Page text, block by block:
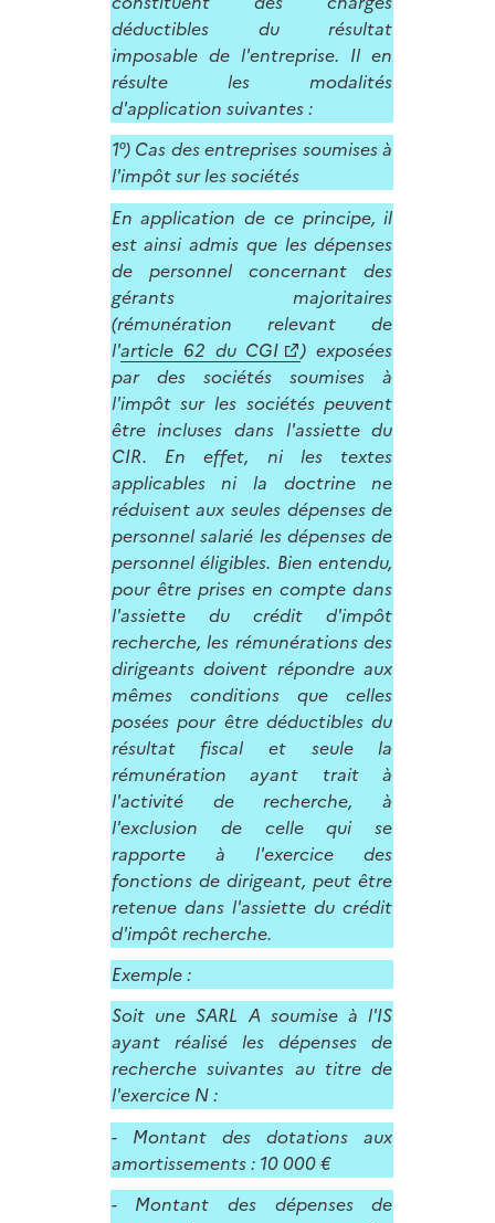
déductibles du résultat
imposable de l'entreprise. Il en
résulte les modalités
d'application suivantes :
1°) Cas des entreprises soumises à
l'impôt sur les sociétés
En application de ce principe, il
est ainsi admis que les dépenses
de personnel concernant des
gérants majoritaires
(rémunération relevant de
l'article 62 du CGI
) exposées
par des sociétés soumises à
l'impôt sur les sociétés peuvent
être incluses dans l'assiette du
CIR. En effet, ni les textes
applicables ni la doctrine ne
réduisent aux seules dépenses de
personnel salarié les dépenses de
personnel éligibles. Bien entendu,
pour être prises en compte dans
l'assiette du crédit d'impôt
recherche, les rémunérations des
dirigeants doivent répondre aux
mêmes conditions que celles
posées pour être déductibles du
résultat fiscal et seule la
rémunération ayant trait à
l'activité de recherche, à
l'exclusion de celle qui se
rapporte à l'exercice des
fonctions de dirigeant, peut être
retenue dans l'assiette du crédit
d'impôt recherche.
Exemple :
Soit une SARL A soumise à l'IS
ayant réalisé les dépenses de
recherche suivantes au titre de
l'exercice N :
- Montant des dotations aux
amortissements : 10 000 €
- Montant des dépenses de